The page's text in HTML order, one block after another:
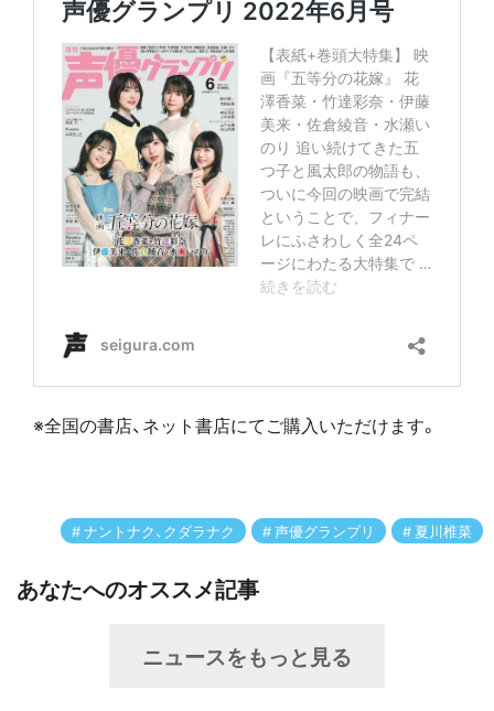
※全国の書店、ネット書店にてご購入いただけます。
ナントナク、クダラナク 声優グランプリ 夏川椎菜
あなたへのオススメ記事
ニュースをもっと見る